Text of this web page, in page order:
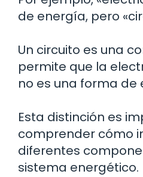
de energía, pero
Un circuito es una
permite que la
no es una forma de
Esta distinción es
comprender cómo
diferentes
sistema energético.